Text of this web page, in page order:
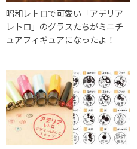
昭和レトロで可愛い「アデリア
レトロ」のグラスたちがミニチ
ュアフィギュアになったよ！